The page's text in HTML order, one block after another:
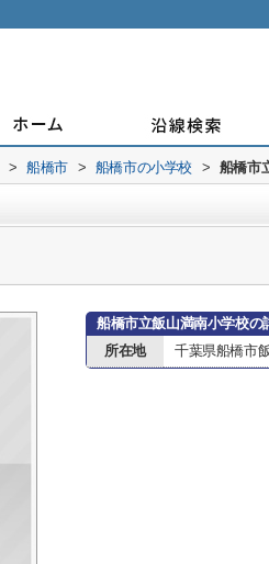
> 船橋市 > 船橋市の小学校 > 船橋市
船橋市立飯山満南小学校の
所在地
千葉県船橋市